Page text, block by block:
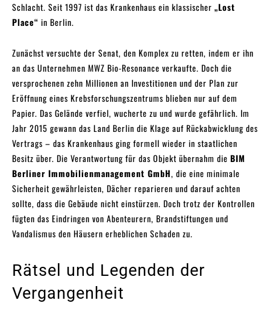
Schlacht. Seit 1997 ist das Krankenhaus ein klassischer „Lost
Place“ in Berlin.
Zunächst versuchte der Senat, den Komplex zu retten, indem er ihn
an das Unternehmen MWZ Bio-Resonance verkaufte. Doch die
versprochenen zehn Millionen an Investitionen und der Plan zur
Eröffnung eines Krebsforschungszentrums blieben nur auf dem
Papier. Das Gelände verfiel, wucherte zu und wurde gefährlich. Im
Jahr 2015 gewann das Land Berlin die Klage auf Rückabwicklung des
Vertrags – das Krankenhaus ging formell wieder in staatlichen
Besitz über. Die Verantwortung für das Objekt übernahm die BIM
Berliner Immobilienmanagement GmbH, die eine minimale
Sicherheit gewährleisten, Dächer reparieren und darauf achten
sollte, dass die Gebäude nicht einstürzen. Doch trotz der Kontrollen
fügten das Eindringen von Abenteurern, Brandstiftungen und
Vandalismus den Häusern erheblichen Schaden zu.
Rätsel und Legenden der
Vergangenheit